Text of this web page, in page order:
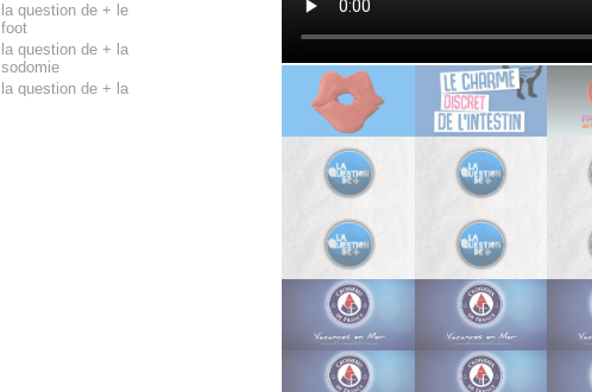
la question de + le
foot
la question de + la
sodomie
la question de + la